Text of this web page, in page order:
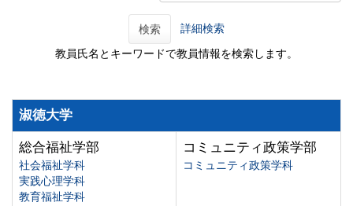
検索 詳細検索
教員氏名とキーワードで教員情報を検索します。
淑徳大学
総合福祉学部
社会福祉学科
実践心理学科
教育福祉学科
コミュニティ政策学部
コミュニティ政策学科